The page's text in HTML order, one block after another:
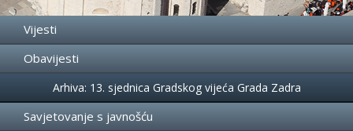
Vijesti
Obavijesti
Događanja
Arhiva: 13. sjednica Gradskog vijeća Grada Zadra
Savjetovanje s javnošću